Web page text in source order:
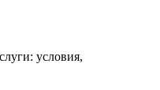
условия,